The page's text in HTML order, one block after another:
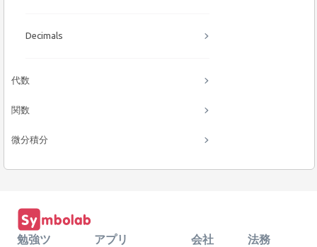
Decimals
代数
関数
微分積分
勉強ツ
アプリ
会社
法務